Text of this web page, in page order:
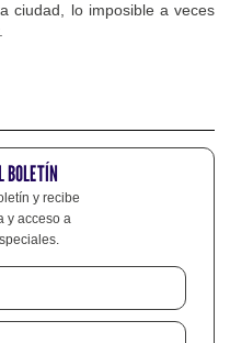
ciudad, lo imposible a veces
BOLETÍN
y recibe
y acceso a